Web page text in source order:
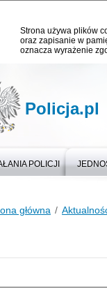
Strona używa plików
oraz zapisanie w
oznacza wyrażenie
Policja.pl
POLICJI
główna